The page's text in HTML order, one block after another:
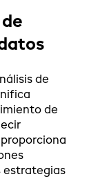
de
de
estrategias